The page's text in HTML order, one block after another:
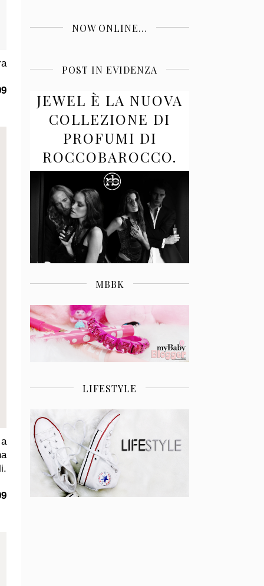
NOW ONLINE...
POST IN EVIDENZA
JEWEL È LA NUOVA
COLLEZIONE DI
PROFUMI DI
ROCCOBAROCCO.
MBBK
LIFESTYLE